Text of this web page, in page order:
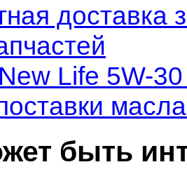
доставка
Life 5W-
быть